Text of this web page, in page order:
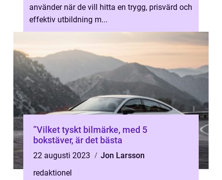
använder när de vill hitta en trygg, prisvärd och
effektiv utbildning m...
”Vilket tyskt bilmärke, med 5
bokstäver, är det bästa
22 augusti 2023
Jon Larsson
redaktionel